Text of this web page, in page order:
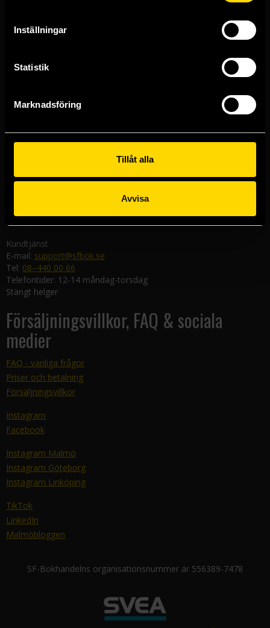
Inställningar
Statistik
Marknadsföring
Tillåt alla
Avvisa
Butiker & kundtjänst
Västerlånggatan 48
Göteborgsbutiken
Kungsgatan 19
Malmöbutiken
582 19 Linköping
Kundtjänst
E-mail: support@sfbok.se
Tel: 08–440 00 66
Telefontider: 12-14 måndag-torsdag
Stängt helger
Försäljningsvillkor, FAQ & sociala
medier
FAQ - vanliga frågor
Priser och betalning
Försäljningsvillkor
Instagram
Facebook
Instagram Malmö
Instagram Göteborg
Instagram Linköping
TikTok
LinkedIn
Malmöbloggen
SF-Bokhandelns organisationsnummer är 556389-7478